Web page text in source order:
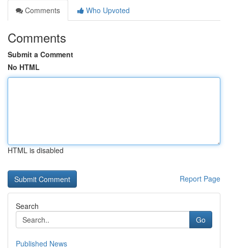
Comments
Who Upvoted
Comments
Submit a Comment
No HTML
HTML is disabled
Report Page
Search
Go
Published News